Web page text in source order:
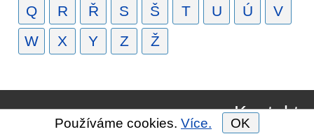
Q
R Ř S Š T U Ú
V
W
X Y Z Ž
Kontakt
Používáme cookies. Více. OK